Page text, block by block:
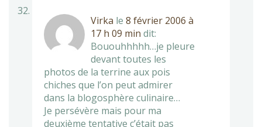
Virka le 8 février 2006 à
17 h 09 min dit:
Bououhhhhh…je pleure
devant toutes les
photos de la terrine aux pois
chiches que l’on peut admirer
dans la blogosphère culinaire…
Je persévère mais pour ma
deuxième tentative c’était pas